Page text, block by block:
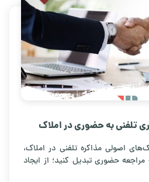
تلفنی به حضوری در املاک
اصولی مذاکره تلفنی در املاک،
حضوری تبدیل کنید؛ از ایجاد
ملک.